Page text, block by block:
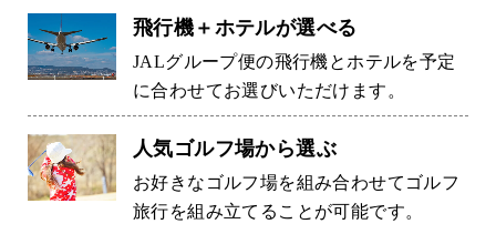
飛行機＋ホテルが選べる
JALグループ便の飛行機とホテルを予定
に合わせてお選びいただけます。
人気ゴルフ場から選ぶ
お好きなゴルフ場を組み合わせてゴルフ
旅行を組み立てることが可能です。